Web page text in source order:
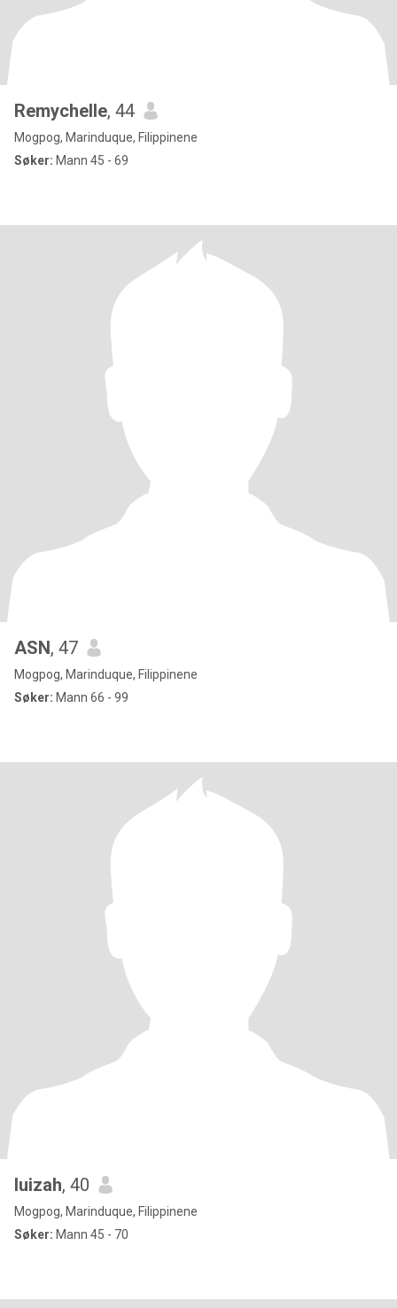
Remychelle, 44
Mogpog, Marinduque, Filippinene
Søker: Mann 45 - 69
ASN, 47
Mogpog, Marinduque, Filippinene
Søker: Mann 66 - 99
luizah, 40
Mogpog, Marinduque, Filippinene
Søker: Mann 45 - 70